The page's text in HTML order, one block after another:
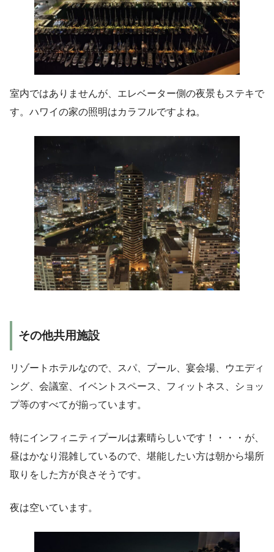
室内ではありませんが、エレベーター側の夜景もステキで
す。ハワイの家の照明はカラフルですよね。
その他共用施設
リゾートホテルなので、スパ、プール、宴会場、ウエディ
ング、会議室、イベントスペース、フィットネス、ショッ
プ等のすべてが揃っています。
特にインフィニティプールは素晴らしいです！・・・が、
昼はかなり混雑しているので、堪能したい方は朝から場所
取りをした方が良さそうです。
夜は空いています。